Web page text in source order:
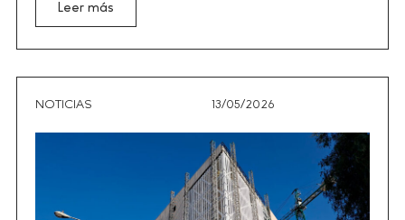
Leer más
NOTICIAS 13/05/2026